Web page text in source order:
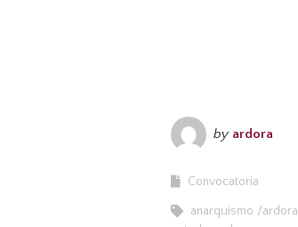
by ardora
Convocatoria
anarquismo ardora